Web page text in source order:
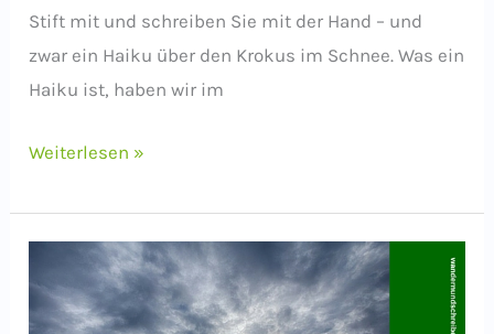
Stift mit und schreiben Sie mit der Hand – und
zwar ein Haiku über den Krokus im Schnee. Was ein
Haiku ist, haben wir im
Schreib-
Haiku
den
Krokus
Weiterlesen »